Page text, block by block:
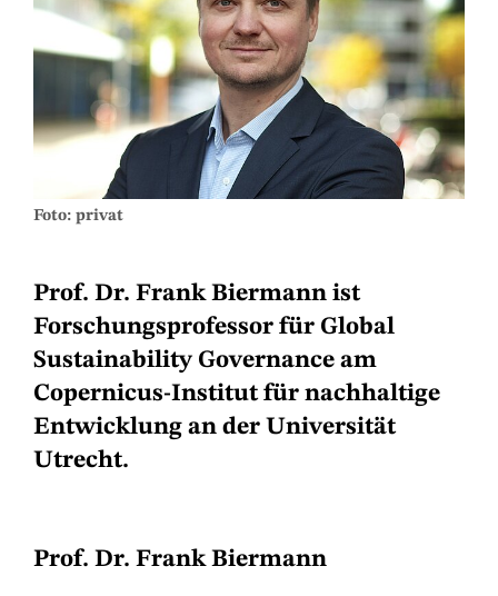
Foto: privat
Prof. Dr. Frank Biermann ist
Forschungsprofessor für Global
Sustainability Governance am
Copernicus-Institut für nachhaltige
Entwicklung an der Universität
Utrecht.
Prof. Dr. Frank Biermann